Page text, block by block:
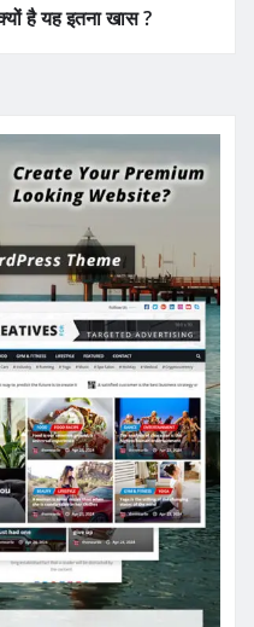
है यह इतना खास ?